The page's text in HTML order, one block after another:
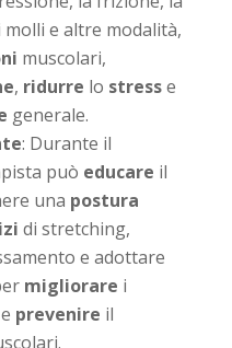
e altre modalità,
muscolari,
, ridurre lo stresse
generale.
: Durante il
può educare il
una postura
di stretching,
e adottare
migliorare i
prevenire il